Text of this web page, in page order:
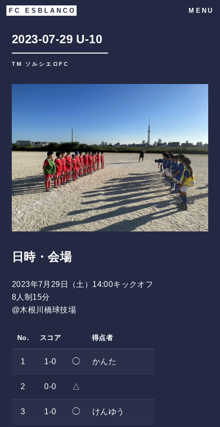
FC ESBLANCO MENU
2023-07-29 U-10
TM ソルシエロFC
日時・会場
2023年7月29日（土）14:00キックオフ
8人制15分
@木根川橋球技場
No. スコア 得点者
1 1-0 ◯ かんた
2 0-0 △
3 1-0 ◯ けんゆう